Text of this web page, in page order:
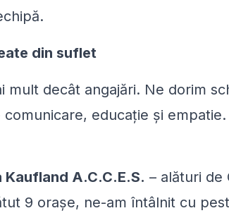
din suflet
mult decât angajări. Ne dorim
comunicare, educație și
Kaufland A.C.C.E.S. – alături de
9 orașe, ne-am întâlnit cu